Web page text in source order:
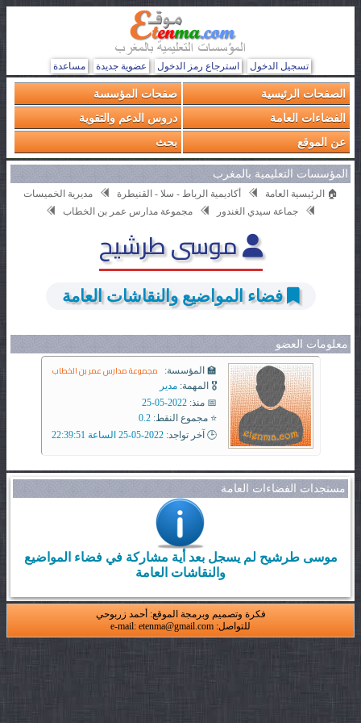
تسجيل الدخول استرجاع رمز الدخول عضوية جديدة مساعدة
الصفحات الرئيسية
صفحات المؤسسة
الفضاءات العامة
دروس الدعم والتقوية
عن الموقع
بحث
المؤسسات التعليمية بالمغرب
🏠 الرئيسية العامة أكاديمية الرباط - سلا - القنيطرة
مديرية الخميسات
جماعة سيدي الغندور
مجموعة مدارس عمر بن الخطاب
موسى طرشيح
فضاء المواضيع والنقاشات العامة
معلومات العضو
🏫 المؤسسة: مجموعة مدارس عمر بن الخطاب
🎖️ المهمة: مدير
📅 منذ: 2022-05-25
⭐ مجموع النقط: 0.2
🕒 آخر تواجد: 2022-05-25 الساعة 22:39:51
مستجدات الفضاءات العامة
موسى طرشيح لم يسجل بعد أية مشاركة في فضاء المواضيع
والنقاشات العامة
فكرة وتصميم وبرمجة الموقع: أحمد زربوحي
للتواصل: e-mail: etenma@gmail.com